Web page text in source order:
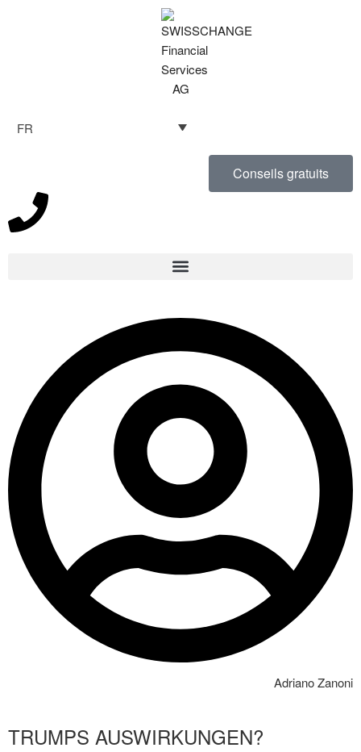
FR
Conseils gratuits
Adriano Zanoni
TRUMPS AUSWIRKUNGEN?